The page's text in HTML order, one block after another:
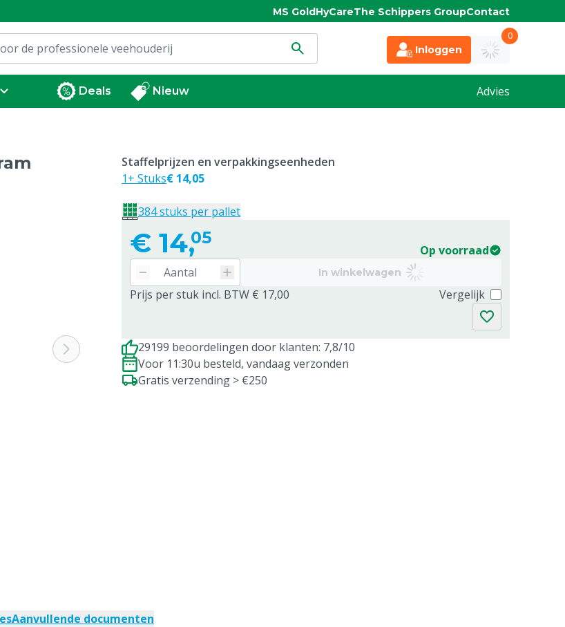
MS GoldHyCareThe Schippers GroupContact
Inloggen
0
Deals Nieuw Advies
€ 14,05
Op voorraad
In winkelwagen
Prijs per stuk incl. BTW € 17,00 Vergelijk
Staffelprijzen en verpakkingseenheden
1+ Stuks€ 14,05
384 stuks per pallet
29199 beoordelingen door klanten: 7,8/10
Voor 11:30u besteld, vandaag verzonden
Gratis verzending > €250
Aanvullende documenten